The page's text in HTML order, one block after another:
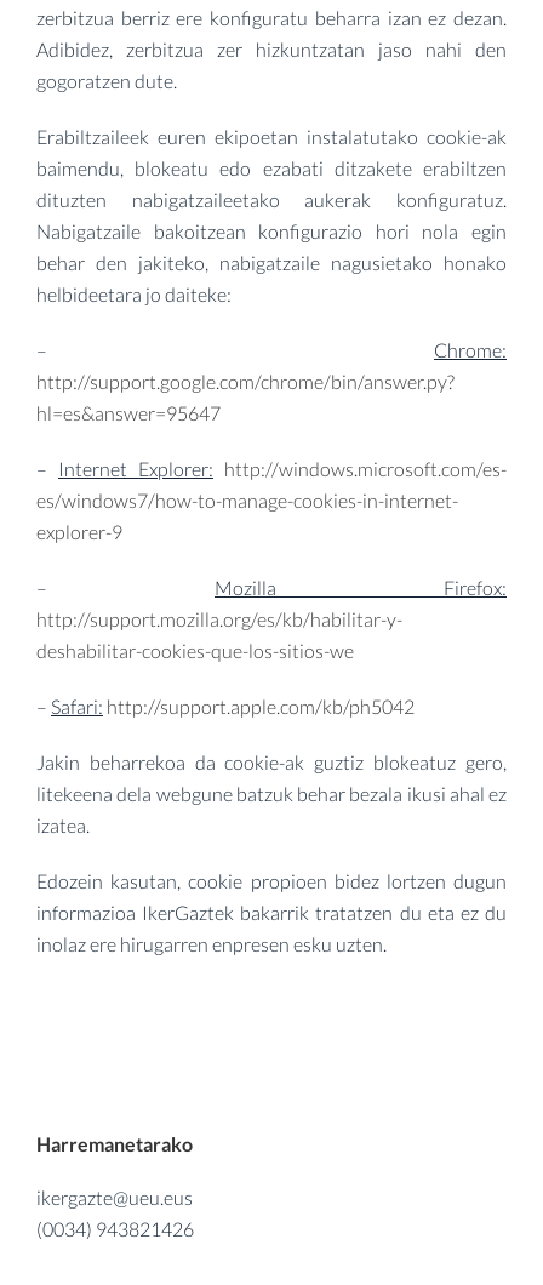
zerbitzua berriz ere konfiguratu beharra izan ez dezan.
Adibidez, zerbitzua zer hizkuntzatan jaso nahi den
gogoratzen dute.
Erabiltzaileek euren ekipoetan instalatutako cookie-ak
baimendu, blokeatu edo ezabati ditzakete erabiltzen
dituzten nabigatzaileetako aukerak konfiguratuz.
Nabigatzaile bakoitzean konfigurazio hori nola egin
behar den jakiteko, nabigatzaile nagusietako honako
helbideetara jo daiteke:
– Chrome:
http://support.google.com/chrome/bin/answer.py?
hl=es&answer=95647
– Internet Explorer: http://windows.microsoft.com/es-
es/windows7/how-to-manage-cookies-in-internet-
explorer-9
– Mozilla Firefox:
http://support.mozilla.org/es/kb/habilitar-y-
deshabilitar-cookies-que-los-sitios-we
– Safari: http://support.apple.com/kb/ph5042
Jakin beharrekoa da cookie-ak guztiz blokeatuz gero,
litekeena dela webgune batzuk behar bezala ikusi ahal ez
izatea.
Edozein kasutan, cookie propioen bidez lortzen dugun
informazioa IkerGaztek bakarrik tratatzen du eta ez du
inolaz ere hirugarren enpresen esku uzten.
Harremanetarako
ikergazte@ueu.eus
(0034) 943821426